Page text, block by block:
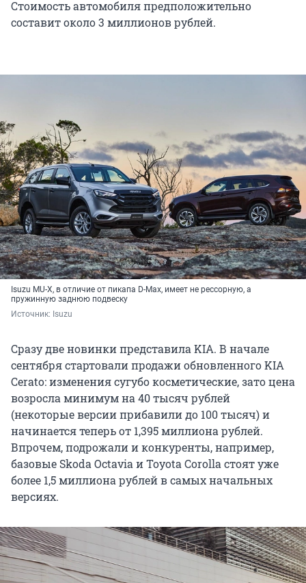
Стоимость автомобиля предположительно
составит около 3 миллионов рублей.
Isuzu MU-X, в отличие от пикапа D-Max, имеет не рессорную, а
пружинную заднюю подвеску
Источник: Isuzu
Сразу две новинки представила KIA. В начале
сентября стартовали продажи обновленного KIA
Cerato: изменения сугубо косметические, зато цена
возросла минимум на 40 тысяч рублей
(некоторые версии прибавили до 100 тысяч) и
начинается теперь от 1,395 миллиона рублей.
Впрочем, подрожали и конкуренты, например,
базовые Skoda Octavia и Toyota Corolla стоят уже
более 1,5 миллиона рублей в самых начальных
версиях.